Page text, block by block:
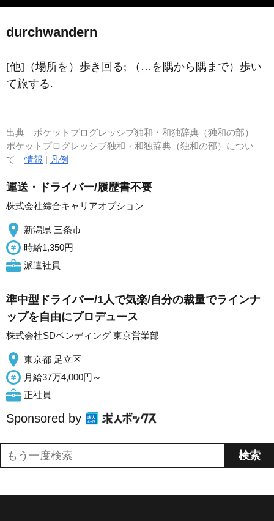
durchwandern
[他]（場所を）歩き回る; （…を隅から隅まで）歩い
て旅する.
出典 ポケットプログレッシブ独和・和独辞典（独和の部）
ポケットプログレッシブ独和・和独辞典（独和の部）につい
て情報 | 凡例
運送・ドライバー/履歴書不要
株式会社綜合キャリアオプション
新潟県 三条市
時給1,350円
派遣社員
準中型ドライバー/1人で気楽/自分の裁量でラインナ
ップを自由にプロデュース
株式会社SDベンディング 東京営業部
東京都 足立区
月給37万4,000円～
正社員
Sponsored by